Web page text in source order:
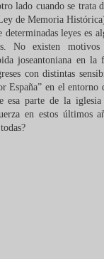
lado cuando se trata
de Memoria
leyes es
No existen
joseantoniana en la
con distintas
España” en el entorno
esa parte de la iglesia
en estos últimos